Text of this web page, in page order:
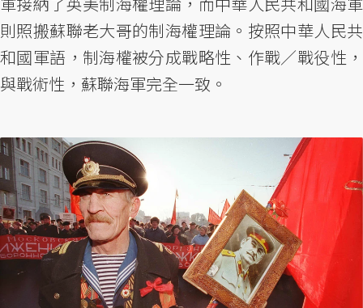
則照搬蘇聯老大哥的制海權理論。按照中華人民共
和國軍語，制海權被分成戰略性、作戰／戰役性，
與戰術性，蘇聯海軍完全一致。